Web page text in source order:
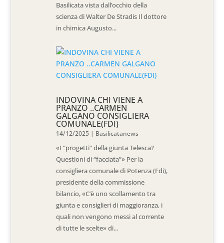
Basilicata vista dall’occhio della
scienza di Walter De Stradis Il dottore
in chimica Augusto...
INDOVINA CHI VIENE A
PRANZO ..CARMEN
GALGANO CONSIGLIERA
COMUNALE(FDI)
14/12/2025 | Basilicatanews
«I “progetti” della giunta Telesca?
Questioni di “facciata”» Per la
consigliera comunale di Potenza (Fdi),
presidente della commissione
bilancio, «C’è uno scollamento tra
giunta e consiglieri di maggioranza, i
quali non vengono messi al corrente
di tutte le scelte» di...